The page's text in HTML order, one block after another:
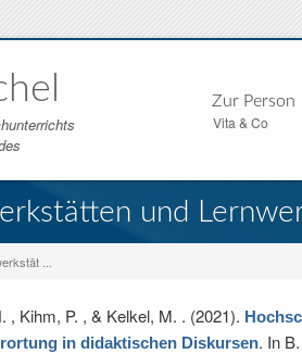
Zur Person
Vita & Co
und
...
, Kihm, P. , & Kelkel, M. . (2021).
in didaktischen Diskursen. In